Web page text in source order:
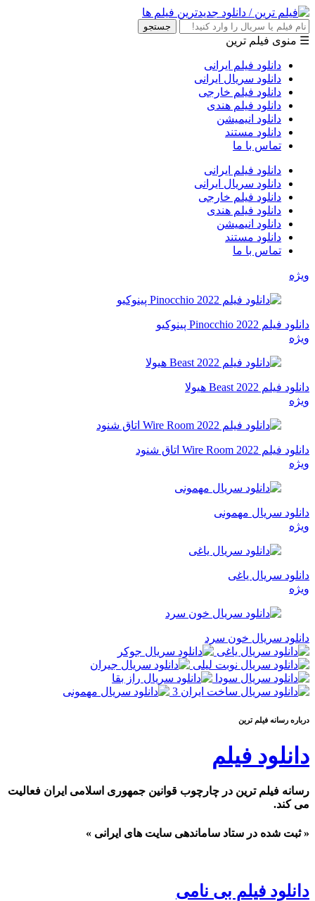
جستجو
☰ منوی فیلم ترین
دانلود فیلم ایرانی
دانلود سریال ایرانی
دانلود فیلم خارجی
دانلود فیلم هندی
دانلود انیمیشن
دانلود مستند
تماس با ما
دانلود فیلم ایرانی
دانلود سریال ایرانی
دانلود فیلم خارجی
دانلود فیلم هندی
دانلود انیمیشن
دانلود مستند
تماس با ما
ویژه
دانلود فیلم Pinocchio 2022 پینوکیو
ویژه
دانلود فیلم Beast 2022 هیولا
ویژه
دانلود فیلم Wire Room 2022 اتاق شنود
ویژه
دانلود سریال مهمونی
ویژه
دانلود سریال یاغی
ویژه
دانلود سریال خون سرد
درباره رسانه فيلم ترين
دانلود فیلم
رسانه فیلم ترین در چارچوب قوانین جمهوری اسلامی ایران فعالیت
می کند.
« ثبت شده در ستاد ساماندهی سایت های ایرانی »
دانلود فیلم بی نامی